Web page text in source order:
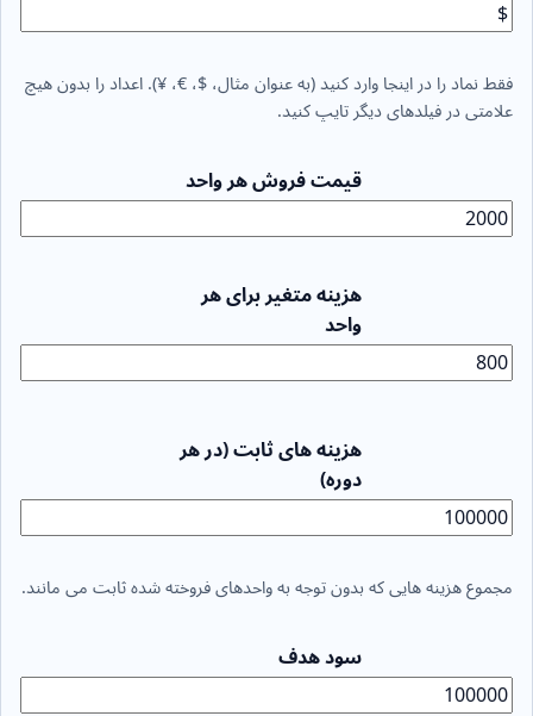
فقط نماد را در اینجا وارد کنید (به عنوان مثال، $، €، ¥). اعداد را بدون هیچ
علامتی در فیلدهای دیگر تایپ کنید.
قیمت فروش هر واحد
هزینه متغیر برای هر
واحد
هزینه های ثابت (در هر
دوره)
مجموع هزینه هایی که بدون توجه به واحدهای فروخته شده ثابت می مانند.
سود هدف